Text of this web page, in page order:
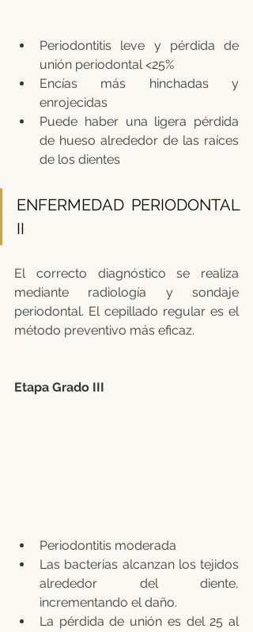
Periodontitis leve y pérdida de
unión periodontal <25%
Encías más hinchadas y
enrojecidas
Puede haber una ligera pérdida
de hueso alrededor de las raíces
de los dientes
ENFERMEDAD PERIODONTAL
II
El correcto diagnóstico se realiza
mediante radiología y sondaje
periodontal. El cepillado regular es el
método preventivo más eficaz.
Etapa Grado III
Periodontitis moderada
Las bacterias alcanzan los tejidos
alrededor del diente,
incrementando el daño.
La pérdida de unión es del 25 al